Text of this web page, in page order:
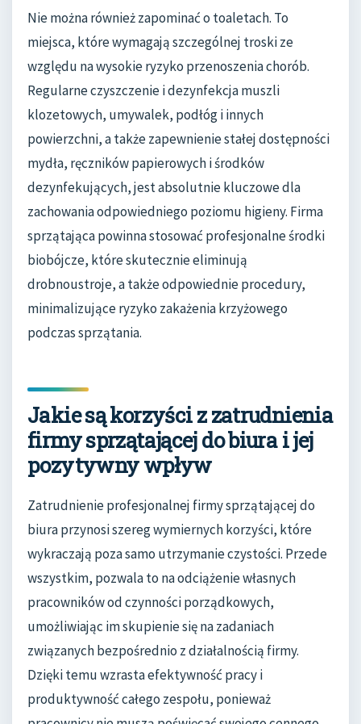
Nie można również zapominać o toaletach. To
miejsca, które wymagają szczególnej troski ze
względu na wysokie ryzyko przenoszenia chorób.
Regularne czyszczenie i dezynfekcja muszli
klozetowych, umywalek, podłóg i innych
powierzchni, a także zapewnienie stałej dostępności
mydła, ręczników papierowych i środków
dezynfekujących, jest absolutnie kluczowe dla
zachowania odpowiedniego poziomu higieny. Firma
sprzątająca powinna stosować profesjonalne środki
biobójcze, które skutecznie eliminują
drobnoustroje, a także odpowiednie procedury,
minimalizujące ryzyko zakażenia krzyżowego
podczas sprzątania.
Jakie są korzyści z zatrudnienia
firmy sprzątającej do biura i jej
pozytywny wpływ
Zatrudnienie profesjonalnej firmy sprzątającej do
biura przynosi szereg wymiernych korzyści, które
wykraczają poza samo utrzymanie czystości. Przede
wszystkim, pozwala to na odciążenie własnych
pracowników od czynności porządkowych,
umożliwiając im skupienie się na zadaniach
związanych bezpośrednio z działalnością firmy.
Dzięki temu wzrasta efektywność pracy i
produktywność całego zespołu, ponieważ